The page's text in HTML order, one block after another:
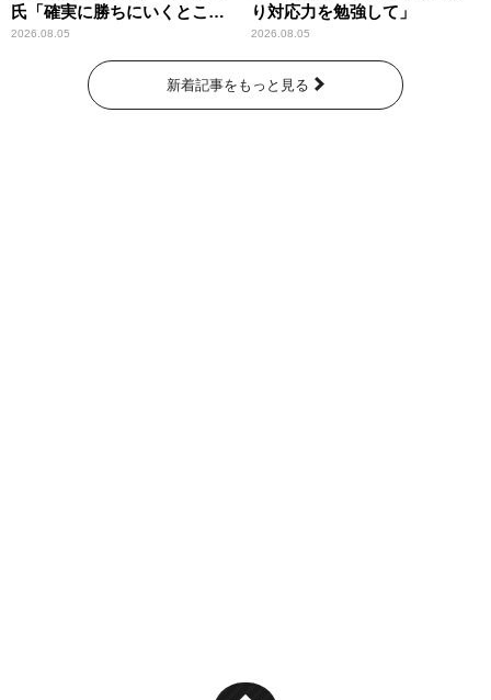
氏「確実に勝ちにいくとこ
ろ」
2026.08.05
り対応力を勉強して」
2026.08.05
新着記事をもっと見る